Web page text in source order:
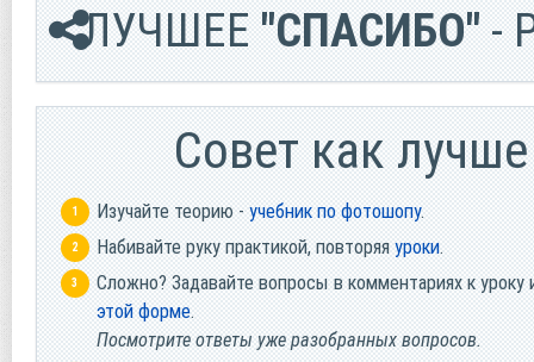
ЛУЧШЕЕ "СПАСИБО" -
Cовет как
Изучайте теорию - учебник по фотошопу.
Набивайте руку практикой, повторяя уроки.
Сложно? Задавайте вопросы в комментариях к уроку
этой форме.
Посмотрите ответы уже разобранных вопросов.